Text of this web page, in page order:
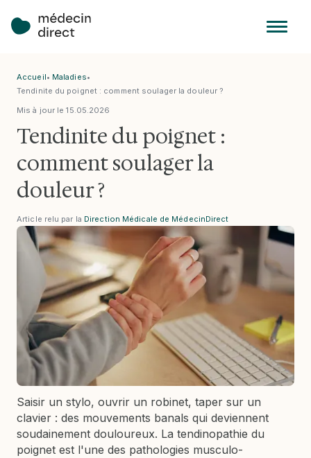
Accueil• Maladies•
Tendinite du poignet : comment soulager la douleur ?
Tendinite du poignet :
comment soulager la
douleur ?
Mis à jour le15.05.2026
Article relu par la Direction Médicale de MédecinDirect
Saisir un stylo, ouvrir un robinet, taper sur un
clavier : des mouvements banals qui deviennent
soudainement douloureux. La tendinopathie du
poignet est l'une des pathologies musculo-